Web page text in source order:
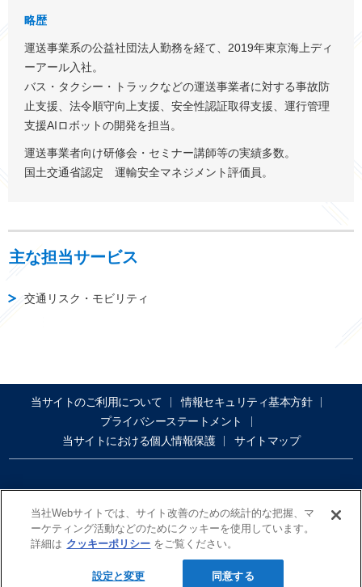
略歴
運送事業系の公益社団法人勤務を経て、2019年東京海上ディ
ーアール入社。
バス・タクシー・トラックなどの運送事業者に対する事故防
止支援、法令順守向上支援、安全性認証取得支援、運行管理
支援AIロボットの開発を担当。
運送事業者向け研修会・セミナー講師等の実績多数。
国土交通省認定 運輸安全マネジメント評価員。
主な担当サービス
交通リスク・モビリティ
当サイトのご利用について
情報セキュリティ基本方針
プライバシーステートメント
当サイトにおける個人情報保護
サイトマップ
Copyright@ Tokio Marine dR Co., Ltd.
当社Webサイトでは、サイト改善のための統計的な把握、マ
ーケティング活動などのためにクッキーを使用しています。
詳細は クッキーポリシー をご覧ください。
設定と変更 同意する